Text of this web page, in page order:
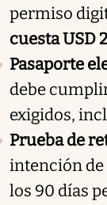
permiso
cuesta USD
Pasaporte
debe
exigidos,
Prueba de
intención de
los 90 días